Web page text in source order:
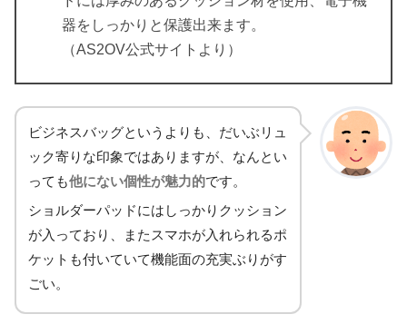
器をしっかりと保護出来ます。
（AS2OV公式サイトより）
ビジネスバッグというよりも、だいぶリュ
ック寄りな印象ではありますが、なんとい
っても他にない個性が魅力的です。
ショルダーパッドにはしっかりクッション
が入っており、またスマホが入れられるポ
ケットも付いていて機能面の充実ぶりがす
ごい。